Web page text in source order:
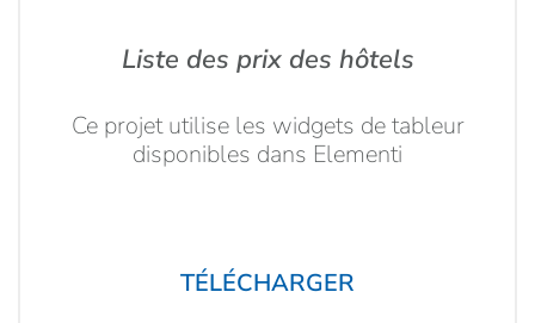
Liste des prix des hôtels
Ce projet utilise les widgets de tableur
disponibles dans Elementi
TÉLÉCHARGER